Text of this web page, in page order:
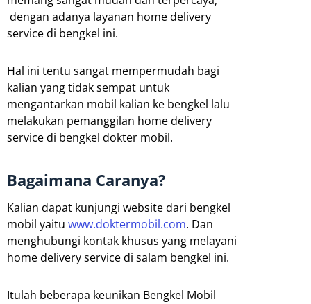
dengan adanya layanan home delivery
service di bengkel ini.
Hal ini tentu sangat mempermudah bagi
kalian yang tidak sempat untuk
mengantarkan mobil kalian ke bengkel lalu
melakukan pemanggilan home delivery
service di bengkel dokter mobil.
Bagaimana Caranya?
Kalian dapat kunjungi website dari bengkel
mobil yaitu www.doktermobil.com. Dan
menghubungi kontak khusus yang melayani
home delivery service di salam bengkel ini.
Itulah beberapa keunikan Bengkel Mobil